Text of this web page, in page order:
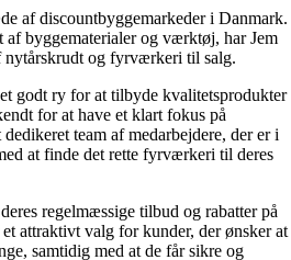
af discountbyggemarkeder i Danmark.
af byggematerialer og værktøj, har Jem
nytårskrudt og fyrværkeri til salg.
godt ry for at tilbyde kvalitetsprodukter
for at have et klart fokus på
team af medarbejdere, der er i
at finde det rette fyrværkeri til deres
regelmæssige tilbud og rabatter på
attraktivt valg for kunder, der ønsker at
samtidig med at de får sikre og